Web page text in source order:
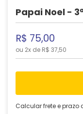
Papai Noel -
R$ 75,00
ou 2x de R$ 37,50
Calcular frete e prazo